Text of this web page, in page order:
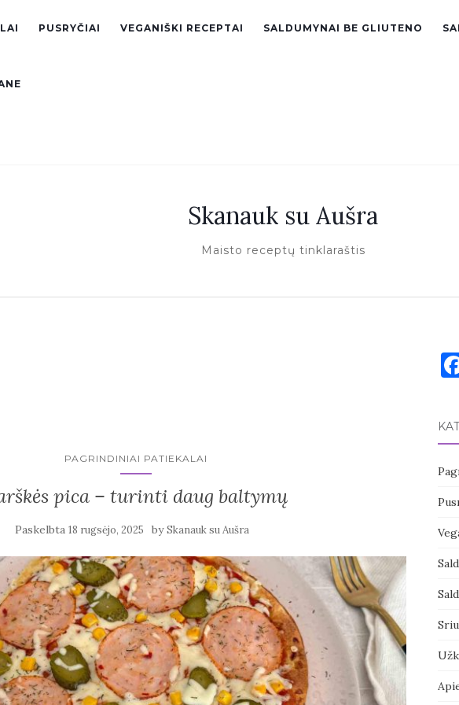
PUSRYČIAI VEGANIŠKI RECEPTAI SALDUMYNAI BE GLIUTENO
Skanauk su Aušra
Maisto receptų tinklaraštis
PAGRINDINIAI PATIEKALAI
pica – turinti daug baltymų
Paskelbta18 rugsėjo, 2025 bySkanauk su Aušra